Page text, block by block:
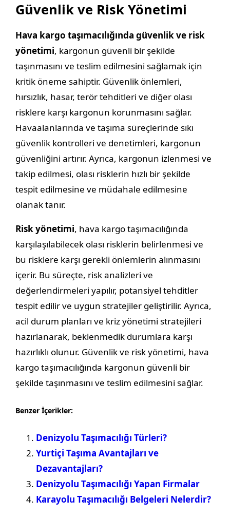
Güvenlik ve Risk Yönetimi
Hava kargo taşımacılığında güvenlik ve risk
yönetimi, kargonun güvenli bir şekilde
taşınmasını ve teslim edilmesini sağlamak için
kritik öneme sahiptir. Güvenlik önlemleri,
hırsızlık, hasar, terör tehditleri ve diğer olası
risklere karşı kargonun korunmasını sağlar.
Havaalanlarında ve taşıma süreçlerinde sıkı
güvenlik kontrolleri ve denetimleri, kargonun
güvenliğini artırır. Ayrıca, kargonun izlenmesi ve
takip edilmesi, olası risklerin hızlı bir şekilde
tespit edilmesine ve müdahale edilmesine
olanak tanır.
Risk yönetimi, hava kargo taşımacılığında
karşılaşılabilecek olası risklerin belirlenmesi ve
bu risklere karşı gerekli önlemlerin alınmasını
içerir. Bu süreçte, risk analizleri ve
değerlendirmeleri yapılır, potansiyel tehditler
tespit edilir ve uygun stratejiler geliştirilir. Ayrıca,
acil durum planları ve kriz yönetimi stratejileri
hazırlanarak, beklenmedik durumlara karşı
hazırlıklı olunur. Güvenlik ve risk yönetimi, hava
kargo taşımacılığında kargonun güvenli bir
şekilde taşınmasını ve teslim edilmesini sağlar.
Benzer İçerikler:
Denizyolu Taşımacılığı Türleri?
Yurtiçi Taşıma Avantajları ve
Dezavantajları?
Denizyolu Taşımacılığı Yapan Firmalar
Karayolu Taşımacılığı Belgeleri Nelerdir?